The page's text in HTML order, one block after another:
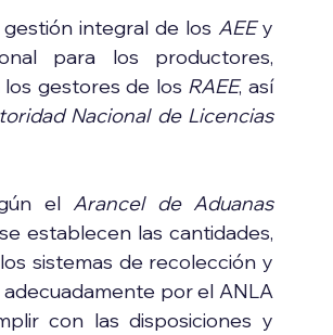
integral de los AEE y
para los productores,
los gestores de los RAEE, así
Nacional de Licencias
el Arancel de Aduanas
establecen las cantidades,
por el ANLA
con las disposiciones y